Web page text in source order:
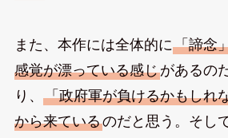
また、本作には全体的に「諦念
感覚が漂っている感じがあるの
り、 「政府軍が負けるかもしれ
から来ているのだと思う。そし